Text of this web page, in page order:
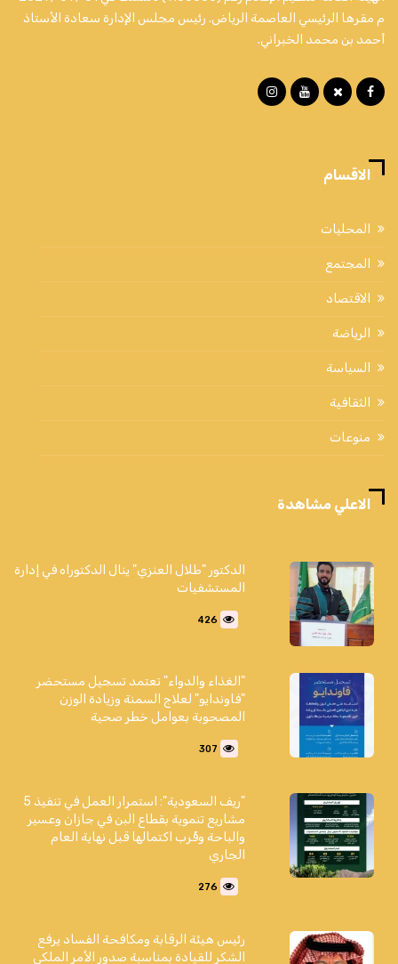
م مقرها الرئيسي العاصمة الرياض. رئيس مجلس الإدارة سعادة الأستاذ
أحمد بن محمد الخبراني.
الاقسام
المحليات
المجتمع
الاقتصاد
الرياضة
السياسة
الثقافية
منوعات
الاعلي مشاهدة
الدكتور "طلال العنزي" ينال الدكتوراه في إدارة
المستشفيات
426
"الغذاء والدواء" تعتمد تسجيل مستحضر
"فاوندايو" لعلاج السمنة وزيادة الوزن
المصحوبة بعوامل خطر صحية
307
"ريف السعودية": استمرار العمل في تنفيذ 5
مشاريع تنموية بقطاع البن في جازان وعسير
والباحة وقُرب اكتمالها قبل نهاية العام
الجاري
276
رئيس هيئة الرقابة ومكافحة الفساد يرفع
الشكر للقيادة بمناسبة صدور الأمر الملكي